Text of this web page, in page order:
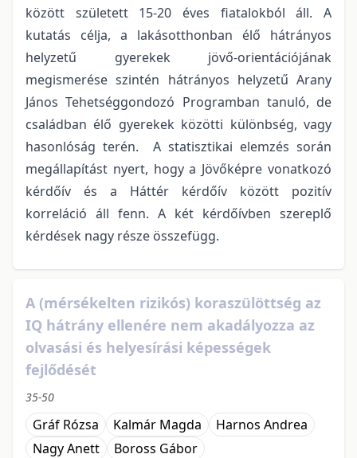
között született 15-20 éves fiatalokból áll. A
kutatás célja, a lakásotthonban élő hátrányos
helyzetű gyerekek jövő-orientációjának
megismerése szintén hátrányos helyzetű Arany
János Tehetséggondozó Programban tanuló, de
családban élő gyerekek közötti különbség, vagy
hasonlóság terén. A statisztikai elemzés során
megállapítást nyert, hogy a Jövőképre vonatkozó
kérdőív és a Háttér kérdőív között pozitív
korreláció áll fenn. A két kérdőívben szereplő
kérdések nagy része összefügg.
A (mérsékelten rizikós) koraszülöttség az
IQ hátrány ellenére nem akadályozza az
olvasási és helyesírási képességek
fejlődését
35-50
Gráf Rózsa Kalmár Magda
Harnos Andrea
Nagy Anett
Boross Gábor